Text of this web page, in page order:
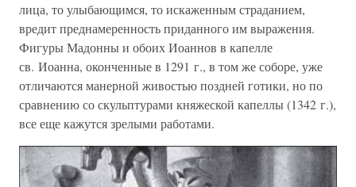
лица, то улыбающимся, то искаженным страданием,
вредит преднамеренность приданного им выражения.
Фигуры Мадонны и обоих Иоаннов в капелле
св. Иоанна, оконченные в 1291 г., в том же соборе, уже
отличаются манерной живостью поздней готики, но по
сравнению со скульптурами княжеской капеллы (1342 г.),
все еще кажутся зрелыми работами.